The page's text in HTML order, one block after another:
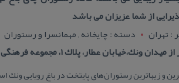
از شما عزیزان می باشد
: تهران
دسته : چایخانه , مهمانسرا و رستوران
عطار، پلاك ۱، مجموعه فرهنگی ورزشی ونك
و زیباترین رستوران‌های پایتخت در باغ رویایی